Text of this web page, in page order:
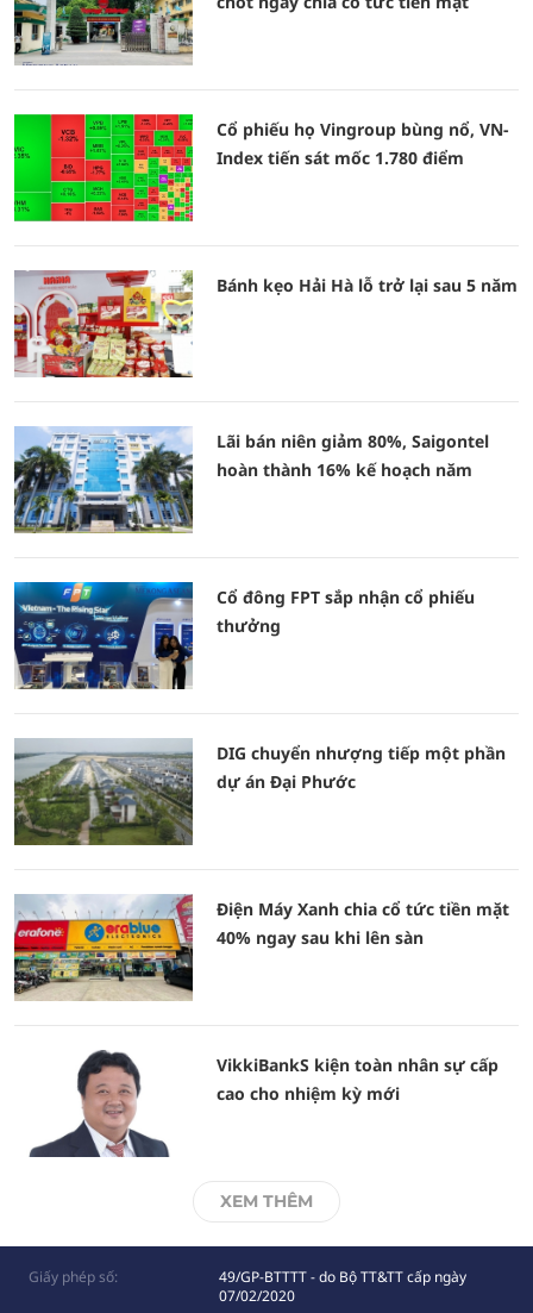
Cổ phiếu họ Vingroup bùng nổ, VN-
Index tiến sát mốc 1.780 điểm
Bánh kẹo Hải Hà lỗ trở lại sau 5 năm
Lãi bán niên giảm 80%, Saigontel
hoàn thành 16% kế hoạch năm
Cổ đông FPT sắp nhận cổ phiếu
thưởng
DIG chuyển nhượng tiếp một phần
dự án Đại Phước
Điện Máy Xanh chia cổ tức tiền mặt
40% ngay sau khi lên sàn
VikkiBankS kiện toàn nhân sự cấp
cao cho nhiệm kỳ mới
XEM THÊM
Giấy phép số:
49/GP-BTTTT - do Bộ TT&TT cấp ngày
07/02/2020